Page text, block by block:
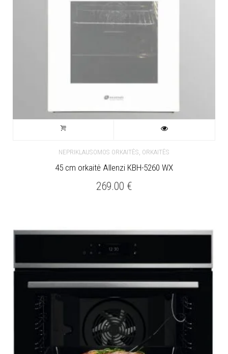
NEPRIKLAUSOMOS ORKAITĖS, ORKAITĖS
45 cm orkaitė Allenzi KBH-5260 WX
269.00 €